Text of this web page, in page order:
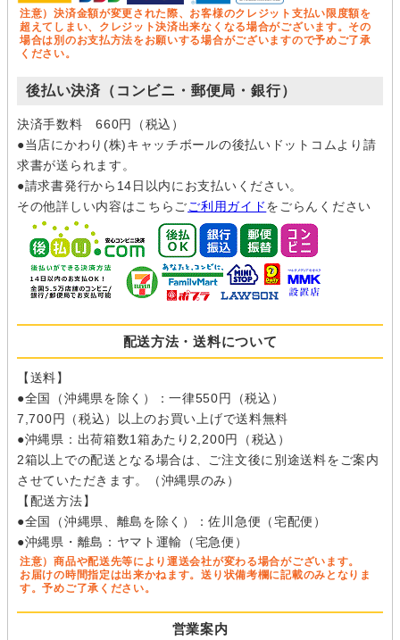
注意）決済金額が変更された際、お客様のクレジット支払い限度額を
超えてしまい、クレジット決済出来なくなる場合がございます。その
場合は別のお支払方法をお願いする場合がございますので予めご了承
ください。
後払い決済（コンビニ・郵便局・銀行）
決済手数料 660円（税込）
●当店にかわり(株)キャッチボールの後払いドットコムより請
求書が送られます。
●請求書発行から14日以内にお支払いください。
その他詳しい内容はこちらごご利用ガイドをごらんください
配送方法・送料について
【送料】
●全国（沖縄県を除く）：一律550円（税込）
7,700円（税込）以上のお買い上げで送料無料
●沖縄県：出荷箱数1箱あたり2,200円（税込）
2箱以上での配送となる場合は、ご注文後に別途送料をご案内
させていただきます。（沖縄県のみ）
【配送方法】
●全国（沖縄県、離島を除く）：佐川急便（宅配便）
●沖縄県・離島：ヤマト運輸（宅急便）
注意）商品や配送先等により運送会社が変わる場合がございます。
お届けの時間指定は出来かねます。送り状備考欄に記載のみとなりま
す。予めご了承ください。
営業案内